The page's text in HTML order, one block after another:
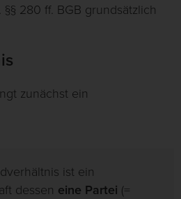
280 ff. BGB grundsätzlich
zunächst ein
ist ein
dessen eine Partei (=